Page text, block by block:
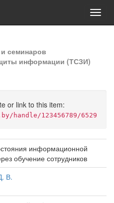
семинаров
информации (ТСЗИ)
or link to this item:
123456789/6529
информационной
обучение сотрудников
В.